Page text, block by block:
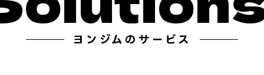
ヨンジムのサービス